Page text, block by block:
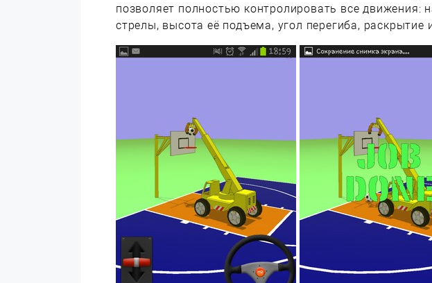
позволяет полностью контролировать все движения:
стрелы, высота её подъема, угол перегиба, раскрытие